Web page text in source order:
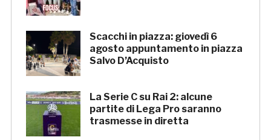
Scacchi in piazza: giovedì 6
agosto appuntamento in piazza
Salvo D’Acquisto
La Serie C su Rai 2: alcune
partite di Lega Pro saranno
trasmesse in diretta